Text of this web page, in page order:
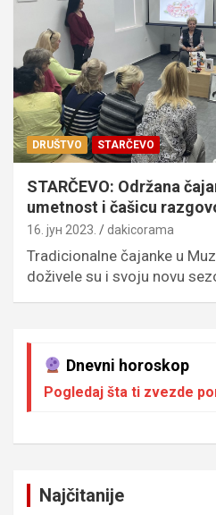
DRUŠTVO STARČEVO
STARČEVO: Održana
umetnost i čašicu
16. јун 2023. dakicorama
Tradicionalne čajanke u
doživele su i svoju novu
Dnevni horoskop
Pogledaj šta ti zvezde
Najčitanije